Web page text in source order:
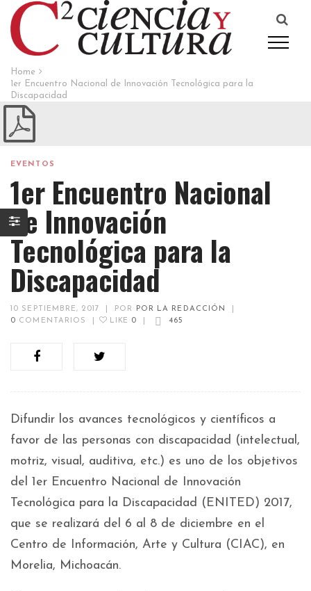
Home
1er Encuentro Nacional de Innovación Tecnológica para la
Discapacidad
EVENTOS
1er Encuentro Nacional
de Innovación
Tecnológica para la
Discapacidad
10 SEPTIEMBRE, 2017 POR POR LA REDACCIÓN
0 COMENTARIOS LIKE 0 465
Difundir los avances tecnológicos y científicos a
favor de las personas con discapacidad (intelectual,
motriz, visual, auditiva, etc.) es uno de los objetivos
del 1er Encuentro Nacional de Innovación
Tecnológica para la Discapacidad (ENITED) 2017,
que se realizará del 6 al 8 de diciembre en el
Centro de Información, Arte y Cultura (CIAC), en
Morelia, Michoacán.